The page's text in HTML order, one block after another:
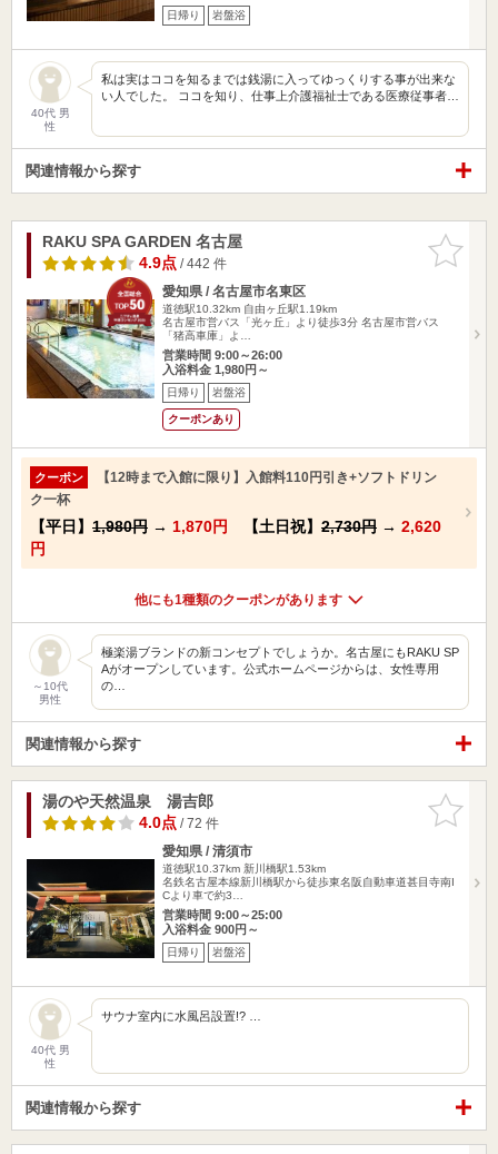
日帰り 岩盤浴
40代 男
性
私は実はココを知るまでは銭湯に入ってゆっくりする事が出来な
い人でした。 ココを知り、仕事上介護福祉士である医療従事者…
関連情報から探す
お気に入
りに追加
RAKU SPA GARDEN 名古屋
4.9点/ 442 件
愛知県 / 名古屋市名東区
道徳駅10.32km 自由ヶ丘駅1.19km
名古屋市営バス「光ヶ丘」より徒歩3分 名古屋市営バス
「猪高車庫」よ…
営業時間 9:00～26:00
入浴料金 1,980円～
日帰り 岩盤浴
クーポンあり
クーポン
【12時まで入館に限り】入館料110円引き+ソフトドリン
ク一杯
【平日】 1,980円 → 1,870円 【土日祝】 2,730円 → 2,620
円
他にも1種類のクーポンがあります
～10代
男性
極楽湯ブランドの新コンセプトでしょうか。名古屋にもRAKU SP
Aがオープンしています。公式ホームページからは、女性専用
の…
関連情報から探す
お気に入
りに追加
湯のや天然温泉 湯吉郎
4.0点/ 72 件
愛知県 / 清須市
道徳駅10.37km 新川橋駅1.53km
名鉄名古屋本線新川橋駅から徒歩東名阪自動車道甚目寺南I
Cより車で約3…
営業時間 9:00～25:00
入浴料金 900円～
日帰り 岩盤浴
40代 男
性
サウナ室内に水風呂設置!? …
関連情報から探す